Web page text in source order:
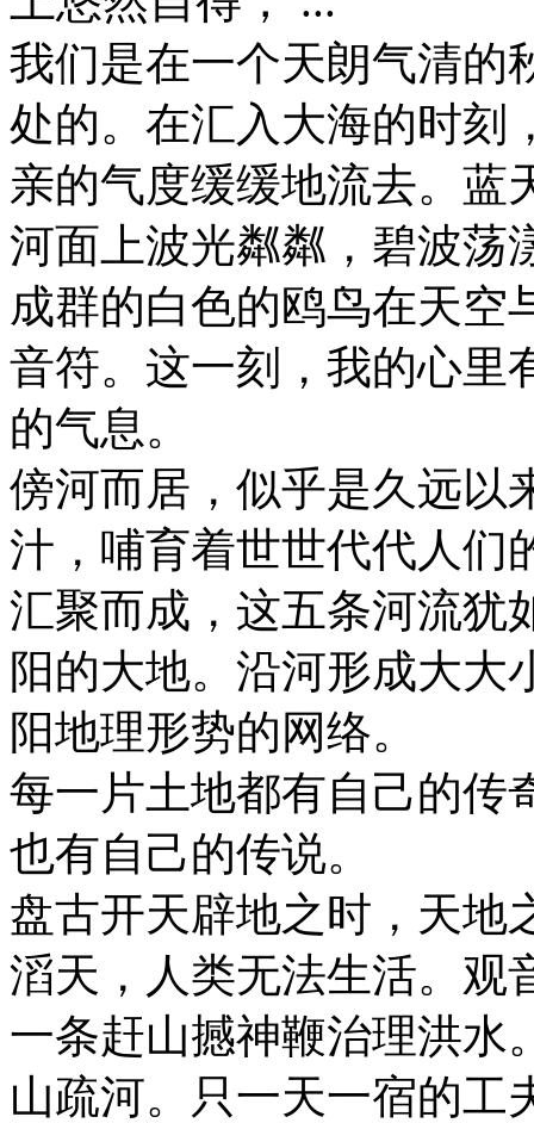
我们是在一个天朗气清的
处的。在汇入大海的时刻
亲的气度缓缓地流去。蓝
河面上波光粼粼，碧波荡
成群的白色的鸥鸟在天空
音符。这一刻，我的心里
的气息。
傍河而居，似乎是久远以
汁，哺育着世世代代人们
汇聚而成，这五条河流犹
阳的大地。沿河形成大大
阳地理形势的网络。
每一片土地都有自己的传
也有自己的传说。
盘古开天辟地之时，天地
滔天，人类无法生活。观
一条赶山撼神鞭治理洪水
山疏河。只一天一宿的工